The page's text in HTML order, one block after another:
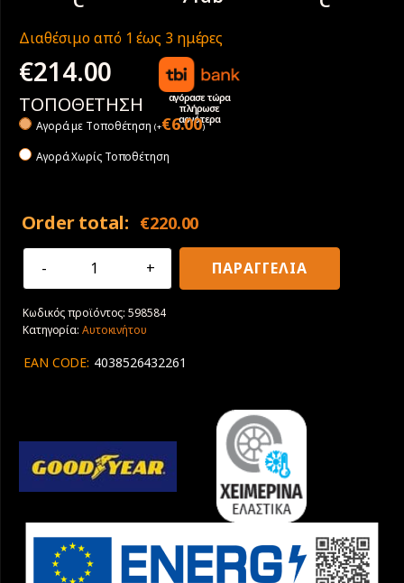
Διαθέσιμο από 1 έως 3 ημέρες
€214.00
αγόρασε τώρα
πλήρωσε
αργότερα
ΤΟΠΟΘΕΤΗΣΗ
Αγορά με Tοποθέτηση (+€6.00)
Αγορά Χωρίς Τοποθέτηση
Order total: €220.00
255/45R19
UltraGrip
Perfomance
ποσότητα
ΠΑΡΑΓΓΕΛΙΑ
Κωδικός προϊόντος:598584
Κατηγορία: Αυτοκινήτου
EAN CODE: 4038526432261